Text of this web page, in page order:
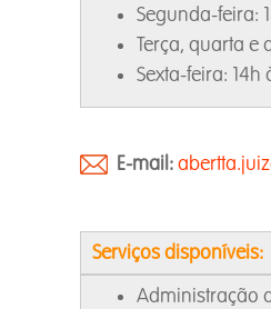
Segunda-feira:
Terça, quarta e
Sexta-feira: 14h
E-mail:
Serviços disponíveis:
Administração